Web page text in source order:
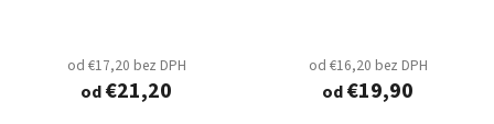
od €17,20 bez DPH
od€21,20
od €16,20 bez DPH
od€19,90